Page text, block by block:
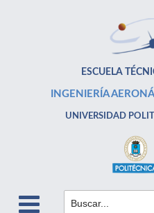
ESCUELA
INGENIERÍA
UNIVERSIDAD